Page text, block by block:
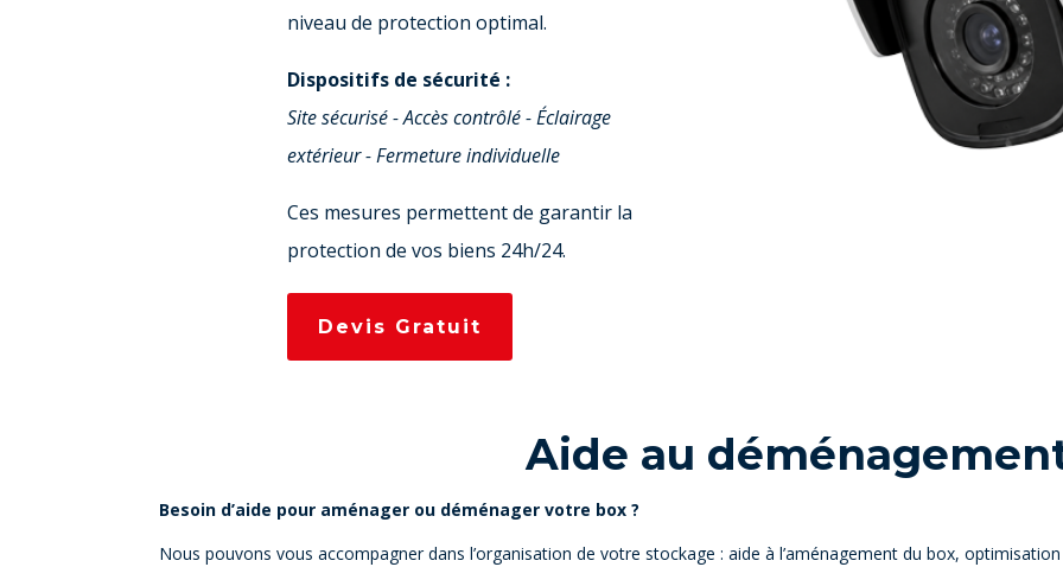
niveau de protection optimal.
Dispositifs de sécurité :
Site sécurisé - Accès contrôlé - Éclairage
extérieur - Fermeture individuelle
Ces mesures permettent de garantir la
protection de vos biens 24h/24.
Devis Gratuit
Aide au
Besoin d’aide pour aménager ou déménager votre box ?
Nous pouvons vous accompagner dans l’organisation de votre stockage : aide à l’aménagement du box,